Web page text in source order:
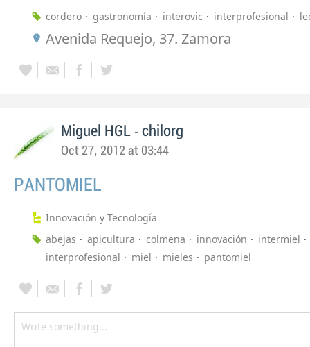
cordero gastronomía interovic interprofesional
Avenida Requejo, 37. Zamora
Miguel HGL - chilorg
Oct 27, 2012 at 03:44
PANTOMIEL
Innovación y Tecnología
abejas
apicultura colmena innovación
intermiel
interprofesional
miel mieles pantomiel